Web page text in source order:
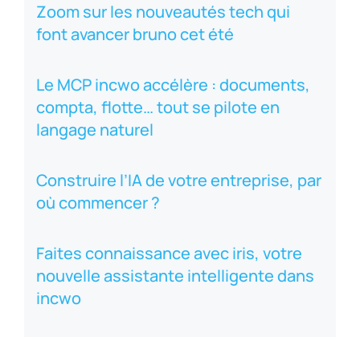
Zoom sur les nouveautés tech qui
font avancer bruno cet été
Le MCP incwo accélère : documents,
compta, flotte… tout se pilote en
langage naturel
Construire l’IA de votre entreprise, par
où commencer ?
Faites connaissance avec iris, votre
nouvelle assistante intelligente dans
incwo